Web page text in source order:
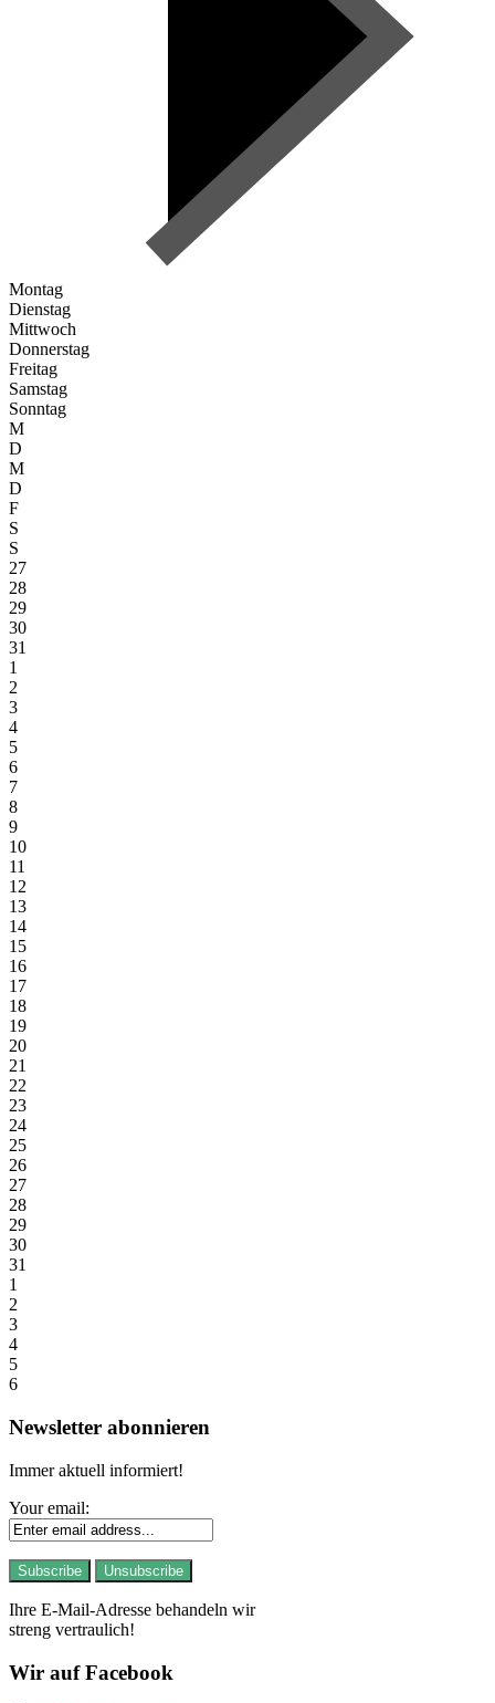
Montag
Dienstag
Mittwoch
Donnerstag
Freitag
Samstag
Sonntag
M
D
M
D
F
S
S
27
28
29
30
31
1
2
3
4
5
6
7
8
9
10
11
12
13
14
15
16
17
18
19
20
21
22
23
24
25
26
27
28
29
30
31
1
2
3
4
5
6
Newsletter abonnieren
Immer aktuell informiert!
Your email:
Ihre E-Mail-Adresse behandeln wir
streng vertraulich!
Wir auf Facebook